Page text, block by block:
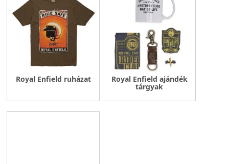
Royal Enfield ruházat Royal Enfield ajándék
tárgyak